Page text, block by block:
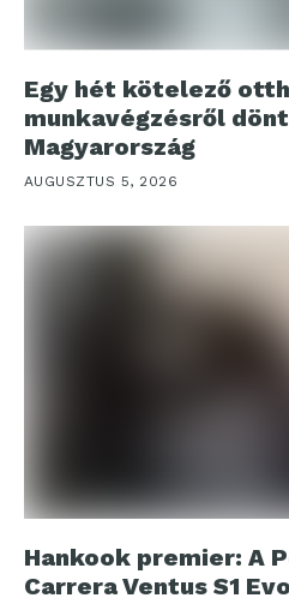
Egy hét kötelező
munkavégzésről
Magyarország
AUGUSZTUS 5, 2026
Hankook premier: A
Carrera Ventus S1